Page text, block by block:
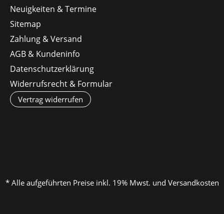
Neuigkeiten & Termine
Sitemap
Zahlung & Versand
AGB & Kundeninfo
Datenschutzerklärung
Widerrufsrecht & Formular
Vertrag widerrufen
* Alle aufgeführten Preise inkl. 19% Mwst. und Versandkosten